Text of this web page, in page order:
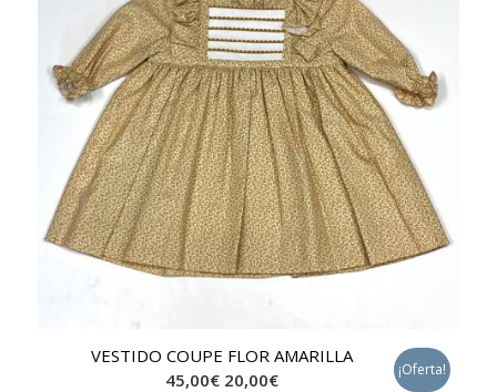
VESTIDO COUPE FLOR AMARILLA
45,00€ 20,00€ ¡Oferta!